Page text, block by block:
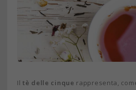
Iltè delle cinque rappresenta,